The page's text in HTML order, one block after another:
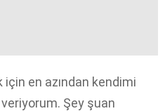
en azından kendimi
Şey şuan